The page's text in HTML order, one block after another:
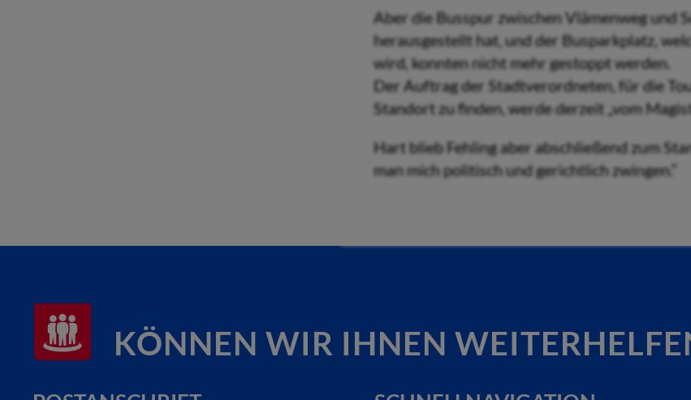
Aber die Busspur zwischen Vlämenweg und
herausgestellt hat, und der Busparkplatz,
wird, konnten nicht mehr gestoppt werden.
Der Auftrag der Stadtverordneten, für die
Standort zu finden, werde derzeit „vom
Hart blieb Fehling aber abschließend zum
man mich politisch und gerichtlich zwingen.“
KÖNNEN WIR IHNEN